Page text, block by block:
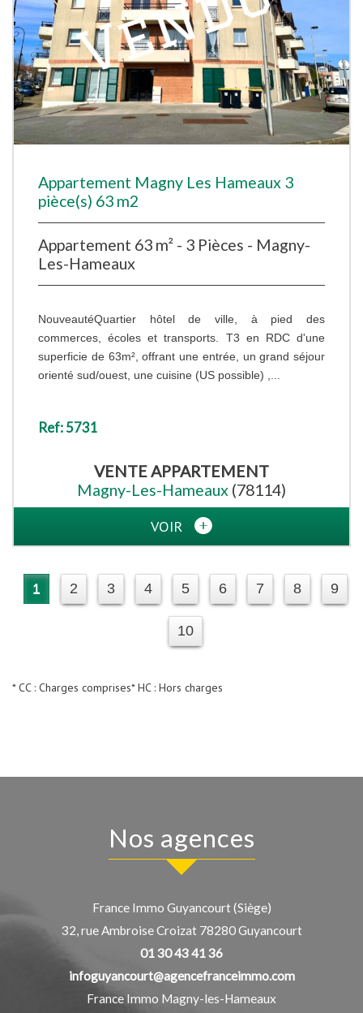
Appartement Magny Les Hameaux 3
pièce(s) 63 m2
Appartement 63 m² - 3 Pièces - Magny-
Les-Hameaux
NouveautéQuartier hôtel de ville, à pied des
commerces, écoles et transports. T3 en RDC d'une
superficie de 63m², offrant une entrée, un grand séjour
orienté sud/ouest, une cuisine (US possible) ,...
Ref: 5731
VENTEAPPARTEMENT
Magny-Les-Hameaux (78114)
VOIR
1 2 3 4 5 6 7 8 9
10
* CC : Charges comprises* HC : Hors charges
Nos agences
France Immo Guyancourt (Siège)
32, rue Ambroise Croizat 78280Guyancourt
01 30 43 41 36
infoguyancourt@agencefranceimmo.com
France Immo Magny-les-Hameaux